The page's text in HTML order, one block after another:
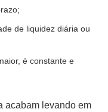
de liquidez diária ou
é constante e
acabam levando em